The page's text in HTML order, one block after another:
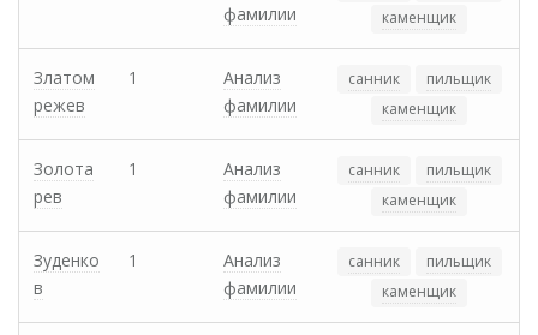
фамилии
каменщик
Златом
режев
1
Анализ
фамилии
санник
пильщик
каменщик
Золота
рев
1
Анализ
фамилии
санник
пильщик
каменщик
Зуденко
в
1
Анализ
фамилии
санник
пильщик
каменщик